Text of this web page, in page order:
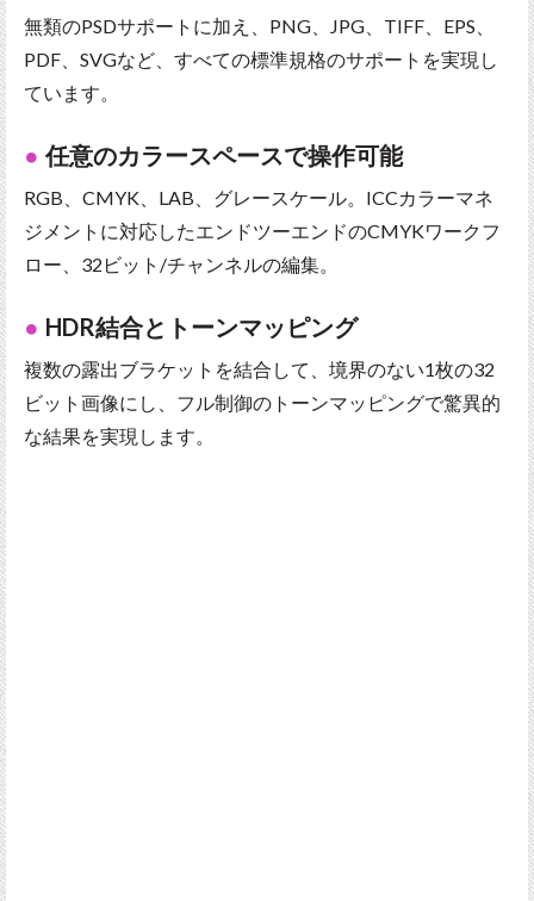
無類のPSDサポートに加え、PNG、JPG、TIFF、EPS、
PDF、SVGなど、すべての標準規格のサポートを実現し
ています。
任意のカラースペースで操作可能
RGB、CMYK、LAB、グレースケール。ICCカラーマネ
ジメントに対応したエンドツーエンドのCMYKワークフ
ロー、32ビット/チャンネルの編集。
HDR結合とトーンマッピング
複数の露出ブラケットを結合して、境界のない1枚の32
ビット画像にし、フル制御のトーンマッピングで驚異的
な結果を実現します。